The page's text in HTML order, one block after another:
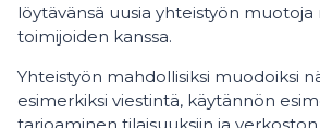
löytävänsä uusia yhteistyön
toimijoiden kanssa.
Yhteistyön mahdollisiksi muodoiksi
esimerkiksi viestintä, käytännön